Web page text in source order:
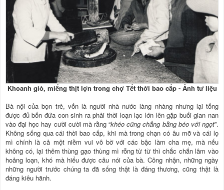
Khoanh giò, miếng thịt lợn trong chợ Tết thời bao cấp - Ảnh tư liệu
Bà nội của bọn trẻ, vốn là người nhà nước làng nhàng nhưng lại tống
được đủ bốn đứa con sinh ra phải thời loạn lạc lớn lên gặp buổi gian nan
vào đại học hay cười cười mà rằng “khéo cũng chẳng bằng béo với ngọt”.
Không sống qua cái thời bao cấp, khi mà trong chạn có âu mỡ và cái lọ
mì chính là cả một niềm vui vô bờ với các bậc làm cha mẹ, mà nếu
không có, lại thêm thùng gạo thùng mì rỗng từ từ thì chắc chắn lâm vào
hoảng loạn, khó mà hiểu được câu nói của bà. Công nhận, những ngày
những người trước chúng ta đã sống thật là đáng thương, cũng thật là
đáng kiêu hãnh.